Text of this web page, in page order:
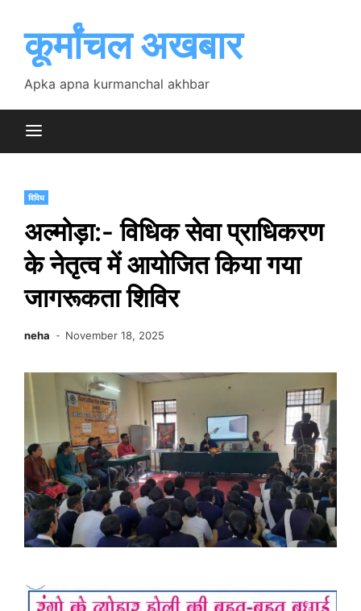
contentकूर्मांचल अखबार
Apka apna kurmanchal akhbar
विविध
अल्मोड़ा:- विधिक सेवा प्राधिकरण
के नेतृत्व में आयोजित किया गया
जागरूकता शिविर
neha November 18, 2025